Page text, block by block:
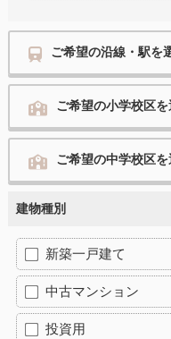
ご希望の沿線・駅を
ご希望の小学校区
ご希望の中学校区
建物種別
新築一戸建て
中古マンション
投資用